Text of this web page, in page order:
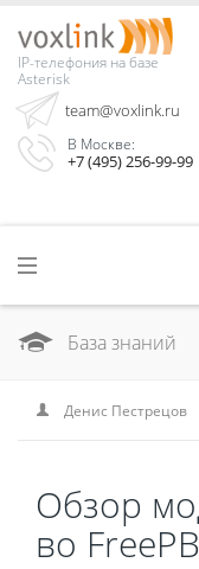
IP-телефония на базе
Asterisk
В Москве:
+7 (495) 256-99-99
team@voxlink.ru
База знаний
Денис Пестрецов
Обзор
во